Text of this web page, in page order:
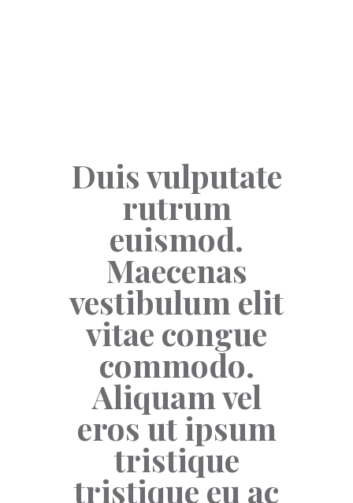
Duis vulputate
rutrum
euismod.
Maecenas
vestibulum elit
vitae congue
commodo.
Aliquam vel
eros ut ipsum
tristique
tristique eu ac